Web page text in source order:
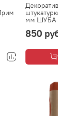
мм ШУБА
850